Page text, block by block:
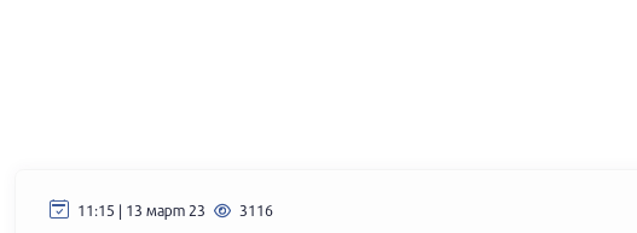
11:15 | 13 март 23 3116